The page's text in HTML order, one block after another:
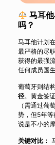
马耳
吗？
马耳他计划
最严格的尽
获得的最强
任何成员国
葡萄牙则结
径。黄金签
（需通过葡
势，但5年
说是不小的摩
关键对比：